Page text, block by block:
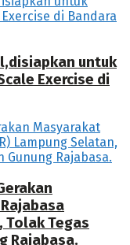
untuk
Exercise di
Tolak Tegas
Rajabasa.